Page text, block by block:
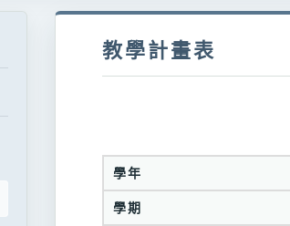
教學計畫表
學年
學期